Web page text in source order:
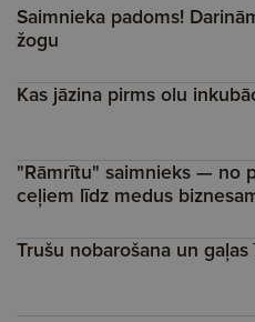
Saimnieka padoms!
žogu
Kas jāzina pirms olu
"Rāmrītu" saimnieks — no
ceļiem līdz medus
Trušu nobarošana un